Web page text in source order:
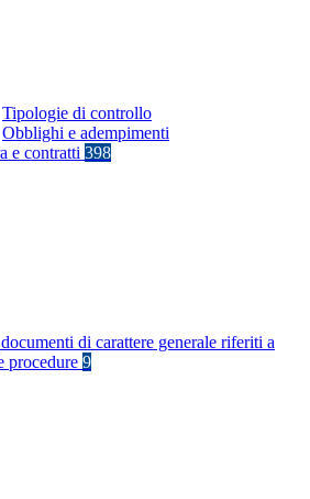
Tipologie di controllo
Obblighi e adempimenti
e contratti 398
di carattere generale riferiti a
procedure 9